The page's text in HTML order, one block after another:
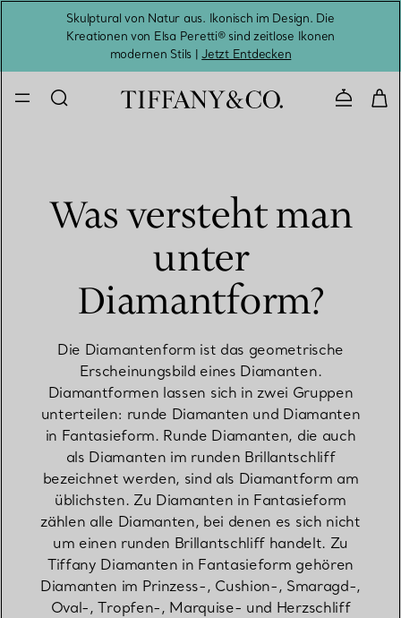
Skulptural von Natur aus. Ikonisch im Design. Die
Kreationen von Elsa Peretti® sind zeitlose Ikonen
modernen Stils |Jetzt Entdecken
Was versteht man
unter
Diamantform?
Die Diamantenform ist das geometrische
Erscheinungsbild eines Diamanten.
Diamantformen lassen sich in zwei Gruppen
unterteilen: runde Diamanten und Diamanten
in Fantasieform. Runde Diamanten, die auch
als Diamanten im runden Brillantschliff
bezeichnet werden, sind als Diamantform am
üblichsten. Zu Diamanten in Fantasieform
zählen alle Diamanten, bei denen es sich nicht
um einen runden Brillantschliff handelt. Zu
Tiffany Diamanten in Fantasieform gehören
Diamanten im Prinzess-, Cushion-, Smaragd-,
Oval-, Tropfen-, Marquise- und Herzschliff